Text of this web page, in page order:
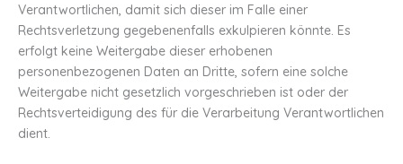
Verantwortlichen, damit sich dieser im Falle einer
Rechtsverletzung gegebenenfalls exkulpieren könnte. Es
erfolgt keine Weitergabe dieser erhobenen
personenbezogenen Daten an Dritte, sofern eine solche
Weitergabe nicht gesetzlich vorgeschrieben ist oder der
Rechtsverteidigung des für die Verarbeitung Verantwortlichen
dient.